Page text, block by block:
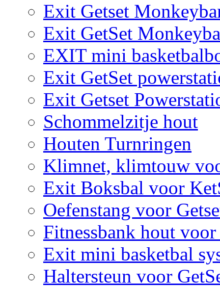
Exit Getset
Exit GetSet
EXIT mini
Exit GetSet
Exit Getset
Schommelzitje hout
Houten Turnringen
Klimnet, klimtouw
Exit Boksbal voor
Oefenstang voor
Fitnessbank hout voor
Exit mini basketbal
Haltersteun voor